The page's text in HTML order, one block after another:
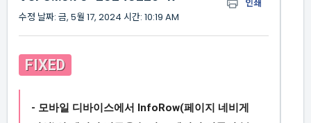
인쇄
수정 날짜: 금, 5월 17, 2024 시간: 10:19 AM
FIXED
- 모바일 디바이스에서 InfoRow(페이지 네비게